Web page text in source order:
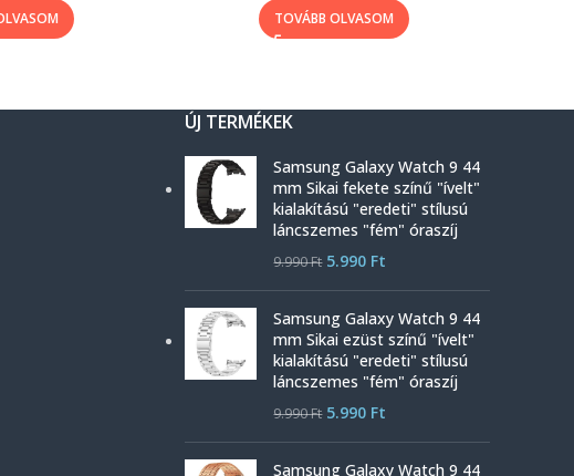
TOVÁBB OLVASOM
ÚJ TERMÉKEK
Samsung Galaxy Watch 9 44
mm Sikai fekete színű "ívelt"
kialakítású "eredeti" stílusú
láncszemes "fém" óraszíj
9.990Ft 5.990 Ft
Samsung Galaxy Watch 9 44
mm Sikai ezüst színű "ívelt"
kialakítású "eredeti" stílusú
láncszemes "fém" óraszíj
9.990Ft 5.990 Ft
Samsung Galaxy Watch 9 44